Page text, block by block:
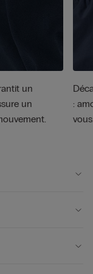
un
un
: